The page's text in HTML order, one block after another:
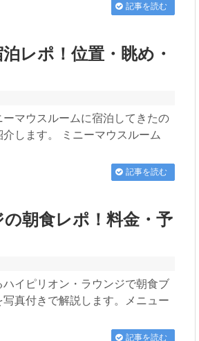
記事を読む
レポ！位置・眺め・
マウスルームに宿泊してきたの
します。 ミニーマウスルーム
記事を読む
朝食レポ！料金・予
イピリオン・ラウンジで朝食ブ
真付きで解説します。メニュー
記事を読む